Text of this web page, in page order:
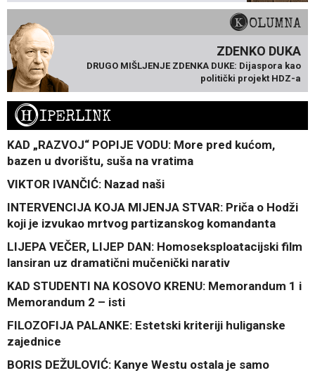
KOLUMNA
ZDENKO DUKA
DRUGO MIŠLJENJE ZDENKA DUKE: Dijaspora kao
politički projekt HDZ-a
HIPERLINK
KAD „RAZVOJ“ POPIJE VODU: More pred kućom,
bazen u dvorištu, suša na vratima
VIKTOR IVANČIĆ: Nazad naši
INTERVENCIJA KOJA MIJENJA STVAR: Priča o Hodži
koji je izvukao mrtvog partizanskog komandanta
LIJEPA VEČER, LIJEP DAN: Homoseksploatacijski film
lansiran uz dramatični mučenički narativ
KAD STUDENTI NA KOSOVO KRENU: Memorandum 1 i
Memorandum 2 – isti
FILOZOFIJA PALANKE: Estetski kriteriji huliganske
zajednice
BORIS DEŽULOVIĆ: Kanye Westu ostala je samo